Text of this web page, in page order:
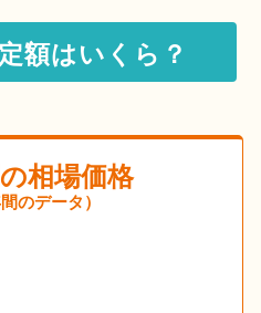
額はいくら？
相場価格
のデータ）